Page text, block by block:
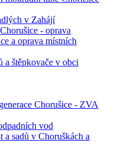
v Zahájí
- oprava
a oprava místních
a štěpkovače v obci
Chorušice - ZVA
vod
a sadů v Choruškách a